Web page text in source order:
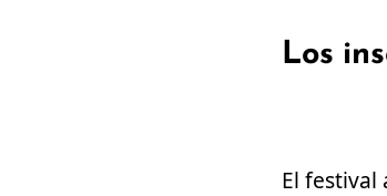
Los
El festival